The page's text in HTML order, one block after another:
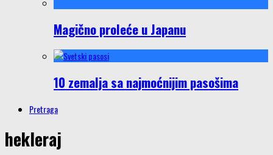
Magično proleće u Japanu
10 zemalja sa najmoćnijim pasošima
Pretraga
hekleraj